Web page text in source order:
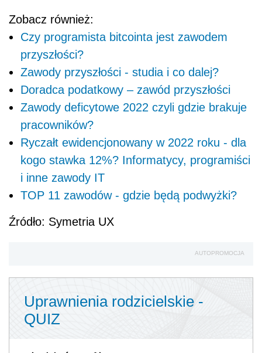
Zobacz również:
Czy programista bitcointa jest zawodem
przyszłości?
Zawody przyszłości - studia i co dalej?
Doradca podatkowy – zawód przyszłości
Zawody deficytowe 2022 czyli gdzie brakuje
pracowników?
Ryczałt ewidencjonowany w 2022 roku - dla
kogo stawka 12%? Informatycy, programiści
i inne zawody IT
TOP 11 zawodów - gdzie będą podwyżki?
Źródło: Symetria UX
AUTOPROMOCJA
Uprawnienia rodzicielskie -
QUIZ